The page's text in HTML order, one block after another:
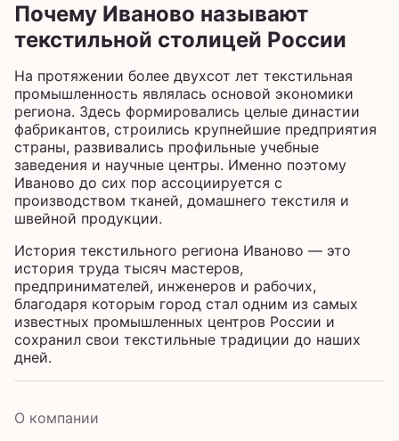
Почему Иваново называют
текстильной столицей России
На протяжении более двухсот лет текстильная
промышленность являлась основой экономики
региона. Здесь формировались целые династии
фабрикантов, строились крупнейшие предприятия
страны, развивались профильные учебные
заведения и научные центры. Именно поэтому
Иваново до сих пор ассоциируется с
производством тканей, домашнего текстиля и
швейной продукции.
История текстильного региона Иваново — это
история труда тысяч мастеров,
предпринимателей, инженеров и рабочих,
благодаря которым город стал одним из самых
известных промышленных центров России и
сохранил свои текстильные традиции до наших
дней.
О компании